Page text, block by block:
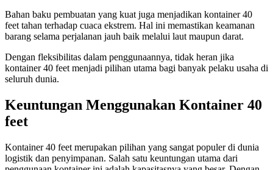
Bahan baku pembuatan yang kuat juga menjadikan kontainer 40
feet tahan terhadap cuaca ekstrem. Hal ini memastikan keamanan
barang selama perjalanan jauh baik melalui laut maupun darat.
Dengan fleksibilitas dalam penggunaannya, tidak heran jika
kontainer 40 feet menjadi pilihan utama bagi banyak pelaku usaha di
seluruh dunia.
Keuntungan Menggunakan Kontainer 40
feet
Kontainer 40 feet merupakan pilihan yang sangat populer di dunia
logistik dan penyimpanan. Salah satu keuntungan utama dari